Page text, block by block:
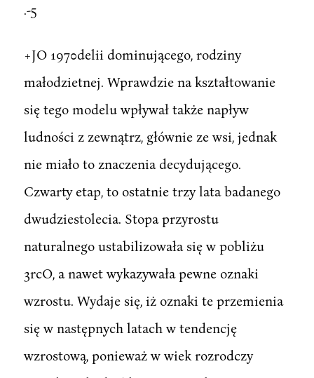
.-5
+JO 1970delii dominującego, rodziny
małodzietnej. Wprawdzie na kształtowanie
się tego modelu wpływał także napływ
ludności z zewnątrz, głównie ze wsi, jednak
nie miało to znaczenia decydującego.
Czwarty etap, to ostatnie trzy lata badanego
dwudziestolecia. Stopa przyrostu
naturalnego ustabilizowała się w pobliżu
3rcO, a nawet wykazywała pewne oznaki
wzrostu. Wydaje się, iż oznaki te przemienia
się w następnych latach w tendencję
wzrostową, ponieważ w wiek rozrodczy